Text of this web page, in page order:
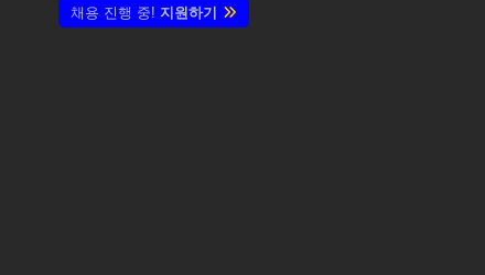
채용 진행 중! 지원하기